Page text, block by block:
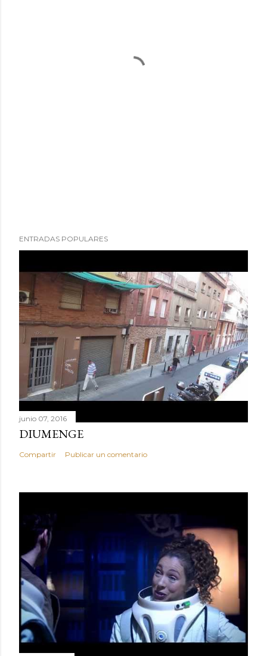
ENTRADAS POPULARES
junio 07, 2016
DIUMENGE
Compartir Publicar un comentario